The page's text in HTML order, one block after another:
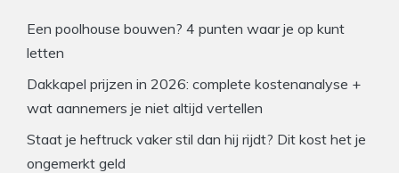
Een poolhouse bouwen? 4 punten waar je op kunt
letten
Dakkapel prijzen in 2026: complete kostenanalyse +
wat aannemers je niet altijd vertellen
Staat je heftruck vaker stil dan hij rijdt? Dit kost het je
ongemerkt geld